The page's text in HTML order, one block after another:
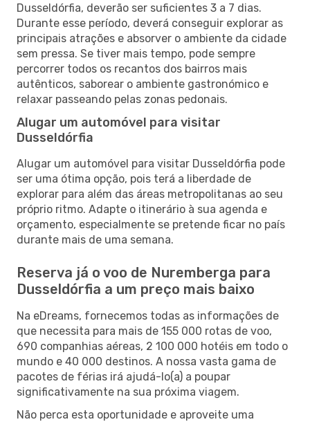
Dusseldórfia, deverão ser suficientes 3 a 7 dias.
Durante esse período, deverá conseguir explorar as
principais atrações e absorver o ambiente da cidade
sem pressa. Se tiver mais tempo, pode sempre
percorrer todos os recantos dos bairros mais
autênticos, saborear o ambiente gastronómico e
relaxar passeando pelas zonas pedonais.
Alugar um automóvel para visitar
Dusseldórfia
Alugar um automóvel para visitar Dusseldórfia pode
ser uma ótima opção, pois terá a liberdade de
explorar para além das áreas metropolitanas ao seu
próprio ritmo. Adapte o itinerário à sua agenda e
orçamento, especialmente se pretende ficar no país
durante mais de uma semana.
Reserva já o voo de Nuremberga para
Dusseldórfia a um preço mais baixo
Na eDreams, fornecemos todas as informações de
que necessita para mais de 155 000 rotas de voo,
690 companhias aéreas, 2 100 000 hotéis em todo o
mundo e 40 000 destinos. A nossa vasta gama de
pacotes de férias irá ajudá-lo(a) a poupar
significativamente na sua próxima viagem.
Não perca esta oportunidade e aproveite uma